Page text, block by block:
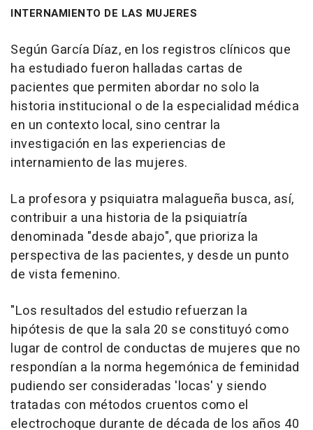
INTERNAMIENTO DE LAS MUJERES
Según García Díaz, en los registros clínicos que
ha estudiado fueron halladas cartas de
pacientes que permiten abordar no solo la
historia institucional o de la especialidad médica
en un contexto local, sino centrar la
investigación en las experiencias de
internamiento de las mujeres.
La profesora y psiquiatra malagueña busca, así,
contribuir a una historia de la psiquiatría
denominada "desde abajo", que prioriza la
perspectiva de las pacientes, y desde un punto
de vista femenino.
"Los resultados del estudio refuerzan la
hipótesis de que la sala 20 se constituyó como
lugar de control de conductas de mujeres que no
respondían a la norma hegemónica de feminidad
pudiendo ser consideradas 'locas' y siendo
tratadas con métodos cruentos como el
electrochoque durante de década de los años 40